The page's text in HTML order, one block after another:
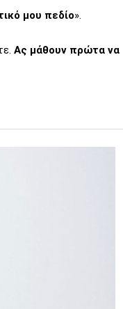
μου πεδίο».
Ας μάθουν πρώτα να